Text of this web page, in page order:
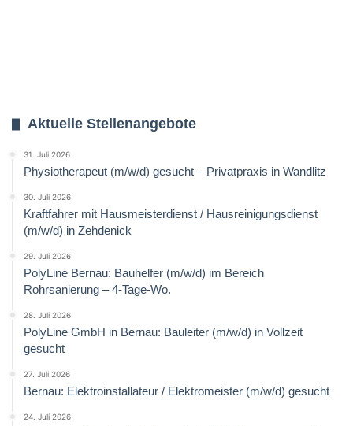
Aktuelle Stellenangebote
31. Juli 2026
Physiotherapeut (m/w/d) gesucht – Privatpraxis in Wandlitz
30. Juli 2026
Kraftfahrer mit Hausmeisterdienst / Hausreinigungsdienst
(m/w/d) in Zehdenick
29. Juli 2026
PolyLine Bernau: Bauhelfer (m/w/d) im Bereich
Rohrsanierung – 4-Tage-Wo.
28. Juli 2026
PolyLine GmbH in Bernau: Bauleiter (m/w/d) in Vollzeit
gesucht
27. Juli 2026
Bernau: Elektroinstallateur / Elektromeister (m/w/d) gesucht
24. Juli 2026